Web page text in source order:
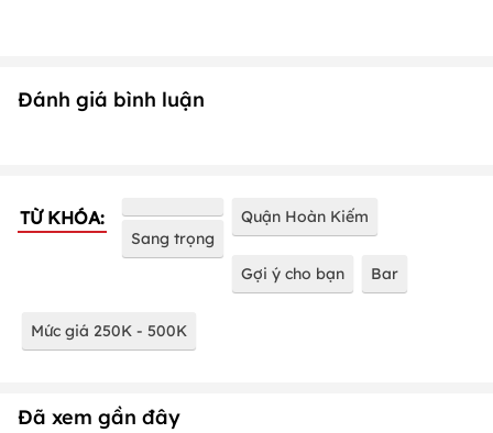
Đánh giá bình luận
TỪ KHÓA:
Sang trọng
Quận Hoàn Kiếm
Gợi ý cho bạn Bar
Mức giá 250K - 500K
Đã xem gần đây